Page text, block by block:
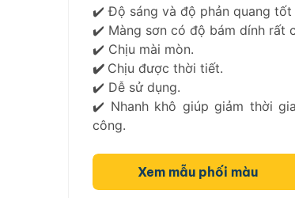
✔️ Độ sáng và độ phản quang tốt
✔️ Màng sơn có độ bám dính rất
✔️ Chịu mài mòn.
✔️ Chịu được thời tiết.
✔️ Dễ sử dụng.
✔️ Nhanh khô giúp giảm thời
công.
Xem mẫu phối màu